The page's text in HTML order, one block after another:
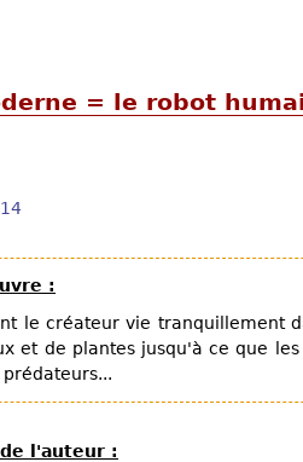
= le robot
:
le créateur vie tranquillement
et de plantes jusqu'à ce que
l'auteur :